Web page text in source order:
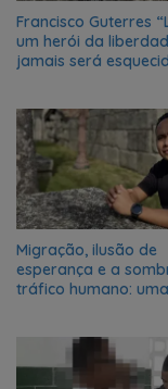
Francisco Guterres
um herói da
jamais será
Migração, ilusão de
esperança e a
tráfico humano: